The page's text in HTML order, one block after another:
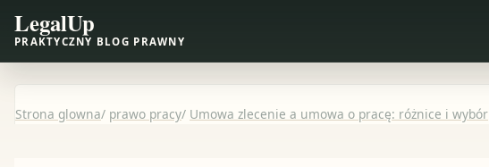
LegalUp
PRAKTYCZNY BLOG PRAWNY
Strona glowna/ prawo pracy/ Umowa zlecenie a umowa o pracę: różnice i wybór